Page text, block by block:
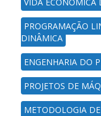
PROGRAMAÇÃO
DINÂMICA
ENGENHARIA DO
PROJETOS DE
METODOLOGIA